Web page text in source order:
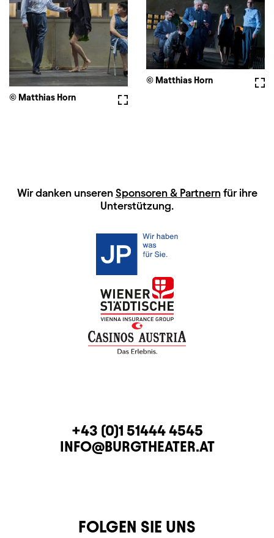
Vollbild
© Matthias Horn
© Matthias Horn
HAUPTSPONSOREN
Wir danken unseren Sponsoren & Partnernfür ihre
Unterstützung.
KONTAKTTELEFON
+43 (0)1 51444 4545
E-MAIL
INFO@BURGTHEATER.AT
FOLGEN SIE UNS